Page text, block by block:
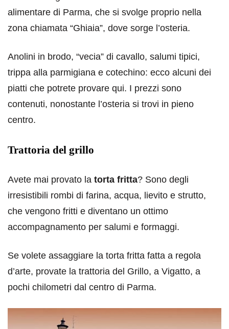
alimentare di Parma, che si svolge proprio nella
zona chiamata “Ghiaia”, dove sorge l’osteria.
Anolini in brodo, “vecia” di cavallo, salumi tipici,
trippa alla parmigiana e cotechino: ecco alcuni dei
piatti che potrete provare qui. I prezzi sono
contenuti, nonostante l’osteria si trovi in pieno
centro.
Trattoria del grillo
Avete mai provato la torta fritta? Sono degli
irresistibili rombi di farina, acqua, lievito e strutto,
che vengono fritti e diventano un ottimo
accompagnamento per salumi e formaggi.
Se volete assaggiare la torta fritta fatta a regola
d’arte, provate la trattoria del Grillo, a Vigatto, a
pochi chilometri dal centro di Parma.